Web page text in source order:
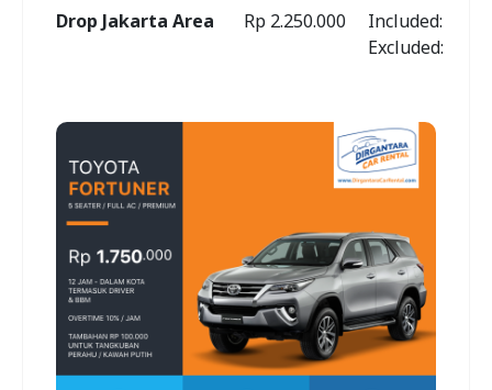
Drop Jakarta Area Rp 2.250.000
Included: Toll,
Excluded: